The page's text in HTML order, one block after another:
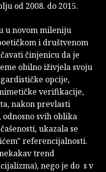
od 2008. do 2015.
u novom mileniju
i društvenom
činjenicu da je
obilno iživjela svoju
opcije,
verifikacije,
nakon prevlasti
svih oblika
ukazala se
referencijalnosti.
trend
nego je do s v